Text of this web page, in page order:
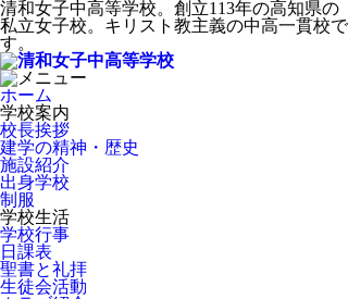
清和女子中高等学校。創立113年の高知県の
私立女子校。キリスト教主義の中高一貫校で
す。
ホーム
学校案内
校長挨拶
建学の精神・歴史
施設紹介
出身学校
制服
学校生活
学校行事
日課表
聖書と礼拝
生徒会活動